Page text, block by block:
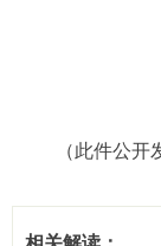
（此件公开发